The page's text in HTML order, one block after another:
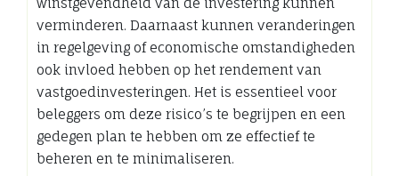
verminderen. Daarnaast kunnen veranderingen
in regelgeving of economische omstandigheden
ook invloed hebben op het rendement van
vastgoedinvesteringen. Het is essentieel voor
beleggers om deze risico’s te begrijpen en een
gedegen plan te hebben om ze effectief te
beheren en te minimaliseren.